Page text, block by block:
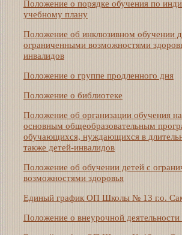
Положение о порядке обучения по
учебному плану
Положение об инклюзивном обучении
ограниченными возможностями
инвалидов
Положение о группе продленного дня
Положение о библиотеке
Положение об организации обучения
основным общеобразовательным
обучающихся, нуждающихся в
также детей-инвалидов
Положение об обучении детей с
возможностями здоровья
Единый график ОП Школы № 13 г.о.
Положение о внеурочной деятельности